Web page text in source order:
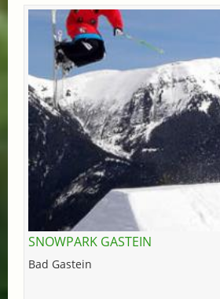
SNOWPARK GASTEIN
Bad Gastein